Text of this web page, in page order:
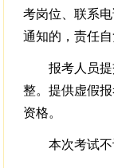
考岗位、联系
通知的，责任自
报考人员
整。提供虚假
资格。
本次考试